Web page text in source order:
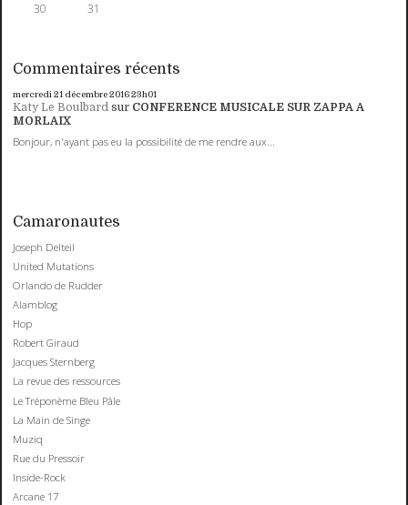
30
31
Commentaires récents
mercredi 21 décembre 201623h01
Katy Le Boulbard sur CONFERENCE MUSICALE SUR ZAPPA A
MORLAIX
Bonjour, n'ayant pas eu la possibilité de me rendre aux...
Camaronautes
Joseph Delteil
United Mutations
Orlando de Rudder
Alamblog
Hop
Robert Giraud
Jacques Sternberg
La revue des ressources
Le Tréponème Bleu Pâle
La Main de Singe
Muziq
Rue du Pressoir
Inside-Rock
Arcane 17